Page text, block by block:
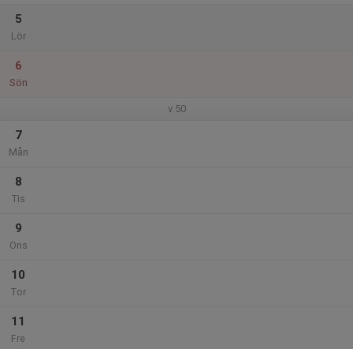
5
Lör
6
Sön
v.50
7
Mån
8
Tis
9
Ons
10
Tor
11
Fre